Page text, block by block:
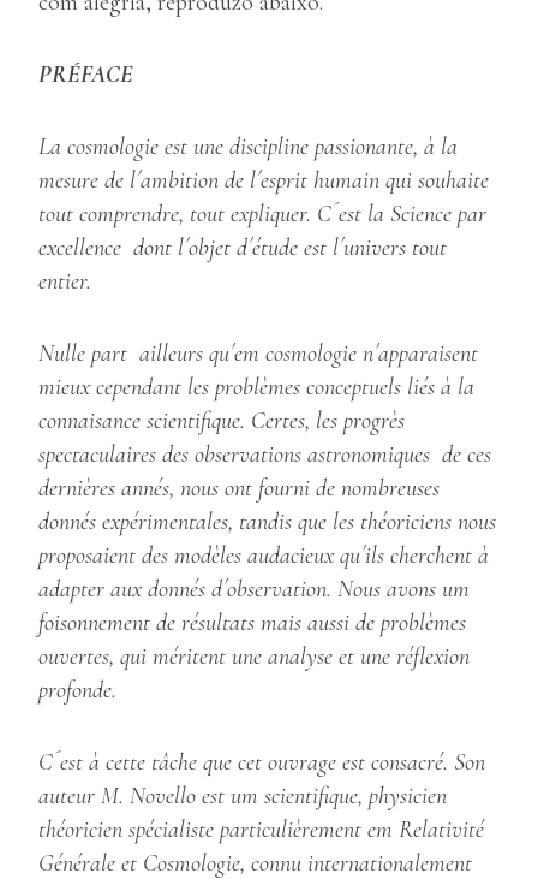
PRÉFACE
La cosmologie est une discipline passionante, à la
mesure de l´ambition de l´esprit humain qui souhaite
tout comprendre, tout expliquer. C´est la Science par
excellence dont l´objet d´étude est l´univers tout
entier.
Nulle part ailleurs qu´em cosmologie n´apparaisent
mieux cependant les problèmes conceptuels liés à la
connaisance scientifique. Certes, les progrès
spectaculaires des observations astronomiques de ces
dernières annés, nous ont fourni de nombreuses
donnés expérimentales, tandis que les théoriciens nous
proposaient des modèles audacieux qu´ils cherchent à
adapter aux donnés d´observation. Nous avons um
foisonnement de résultats mais aussi de problèmes
ouvertes, qui méritent une analyse et une réflexion
profonde.
C´est à cette tâche que cet ouvrage est consacré. Son
auteur M. Novello est um scientifique, physicien
théoricien spécialiste particulièrement em Relativité
Générale et Cosmologie, connu internationalement